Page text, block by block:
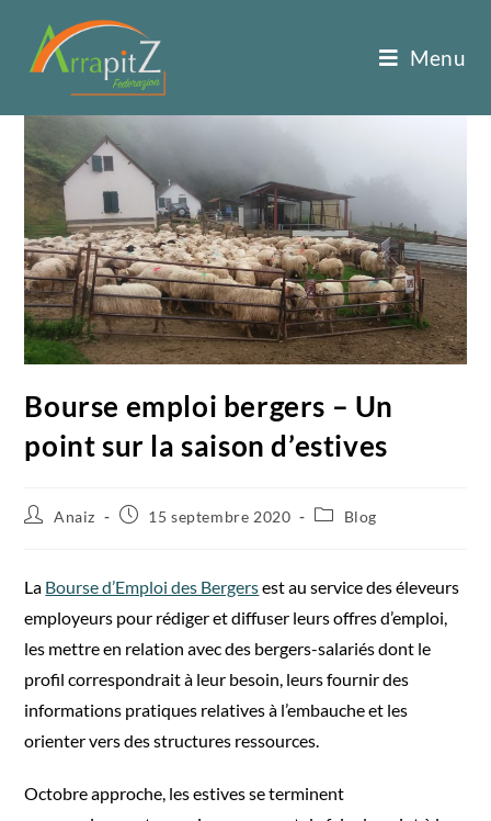
Menu
Bourse emploi bergers – Un
point sur la saison d’estives
Anaiz 15 septembre 2020 Blog
La Bourse d’Emploi des Bergersest au service des éleveurs
employeurs pour rédiger et diffuser leurs offres d’emploi,
les mettre en relation avec des bergers-salariés dont le
profil correspondrait à leur besoin, leurs fournir des
informations pratiques relatives à l’embauche et les
orienter vers des structures ressources.
Octobre approche, les estives se terminent